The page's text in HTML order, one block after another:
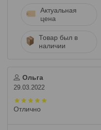
Актуальная
цена
Товар был в
наличии
Ольга
29.03.2022
Отлично